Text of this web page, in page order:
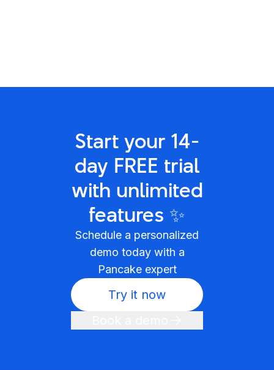
Start your 14-
day FREE trial
with unlimited
features ✨
Schedule a personalized
demo today with a
Pancake expert
Try it now